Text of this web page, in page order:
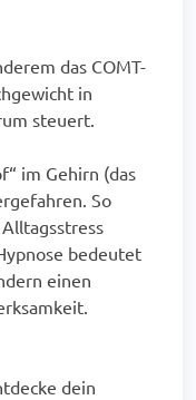
das COMT-
in
steuert.
im Gehirn (das
So
bedeutet
einen
dein